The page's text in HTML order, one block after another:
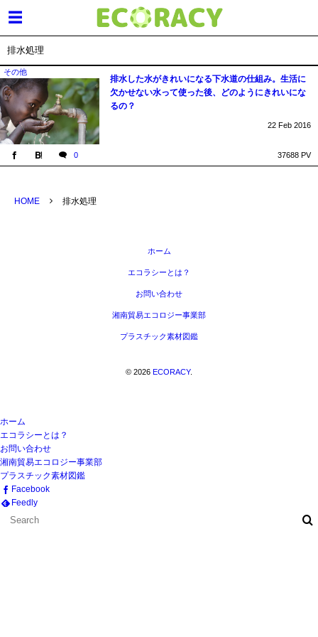
排水処理
その他
排水した水がきれいになる下水道の仕組み。生活に
欠かせない水って使った後、どのようにきれいにな
るの？
22 Feb 2016
0 37688 PV
HOME 排水処理
ホーム
エコラシーとは？
お問い合わせ
湘南貿易エコロジー事業部
プラスチック素材図鑑
© 2026 ECORACY.
ホーム
エコラシーとは？
お問い合わせ
湘南貿易エコロジー事業部
プラスチック素材図鑑
Facebook
Feedly